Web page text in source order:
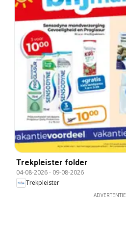
Trekpleister folder
04-08-2026- 09-08-2026
Trekpleister
ADVERTENTIE